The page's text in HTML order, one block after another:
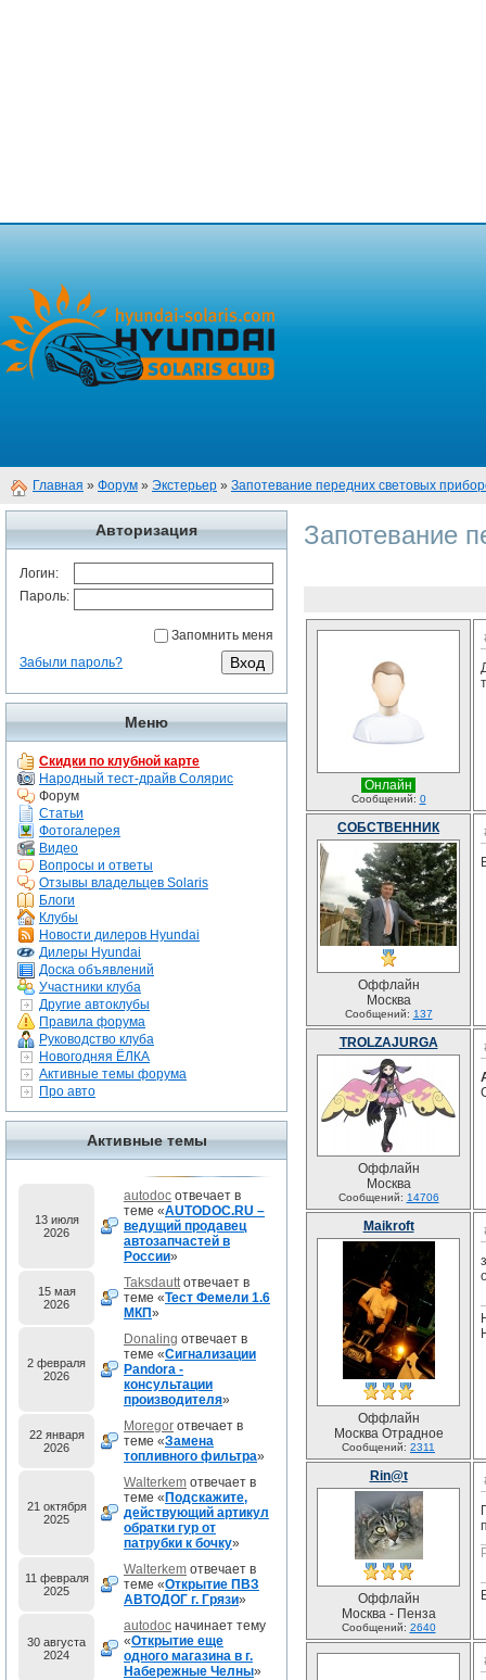
Главная » Форум » Экстерьер » Запотевание передних световых
Авторизация
Логин:
Пароль:
Запомнить меня
Забыли пароль?
Меню
Скидки по клубной карте
Народный тест-драйв Солярис
Форум
Статьи
Фотогалерея
Видео
Вопросы и ответы
Отзывы владельцев Solaris
Блоги
Клубы
Новости дилеров Hyundai
Дилеры Hyundai
Доска объявлений
Участники клуба
Другие автоклубы
Правила форума
Руководство клуба
Новогодняя ЁЛКА
Активные темы форума
Про авто
Активные темы
13 июля
2026
autodoc отвечает в
теме «AUTODOC.RU –
ведущий продавец
автозапчастей в
России»
15 мая
2026
Taksdauttотвечает в
теме «Тест Фемели 1.6
МКП»
2 февраля
2026
Donaling отвечает в
теме «Сигнализации
Pandora -
консультации
производителя»
22 января
2026
Moregor отвечает в
теме «Замена
топливного фильтра»
21 октября
2025
Walterkem отвечает в
теме « Подскажите,
действующий артикул
обратки гур от
патрубки к бочку»
11 февраля
2025
Walterkem отвечает в
теме «Открытие ПВЗ
АВТОДОГ г. Грязи»
30 августа
2024
autodoc начинает тему
«Открытие еще
одного магазина в г.
Набережные Челны»
Запотевание
Онлайн
Сообщений: 0
СОБСТВЕННИК
Оффлайн
Москва
Сообщений: 137
TROLZAJURGA
Оффлайн
Москва
Сообщений: 14706
Maikroft
Оффлайн
Москва Отрадное
Сообщений: 2311
Rin@t
Оффлайн
Москва - Пенза
Сообщений: 2640